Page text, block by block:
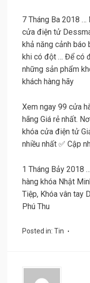
7 Tháng Ba 2018 …
cửa điện tử
khả năng cảnh
khi có đột … Để có
những sản phẩm
khách hàng hãy
Xem ngay 99 cửa
hãng Giá rẻ nhất.
khóa cửa điện tử
nhiều nhất ✅ Cập
1 Tháng Bảy 2018
hàng khóa Nhật
Tiệp, Khóa vân tay
Phú Thu
Posted in: Tin